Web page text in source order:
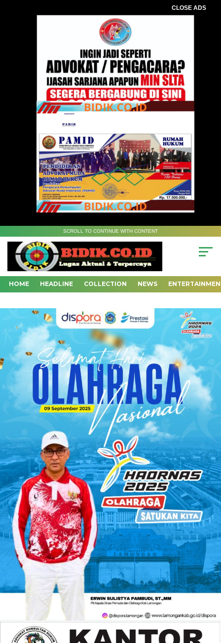
CLOSE ADS
SCROLL TO CONTINUE WITH CONTENT
HOME HEADLINE COLLECTION NEWS